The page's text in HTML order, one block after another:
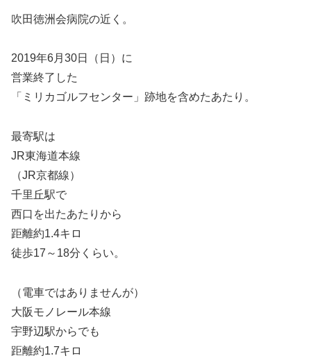
吹田徳洲会病院の近く。
2019年6月30日（日）に
営業終了した
「ミリカゴルフセンター」跡地を含めたあたり。
最寄駅は
JR東海道本線
（JR京都線）
千里丘駅で
西口を出たあたりから
距離約1.4キロ
徒歩17～18分くらい。
（電車ではありませんが）
大阪モノレール本線
宇野辺駅からでも
距離約1.7キロ